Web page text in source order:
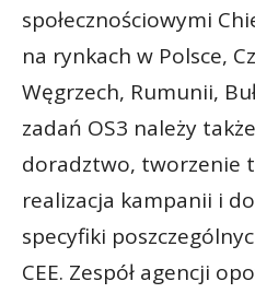
społecznościowymi
na rynkach w Polsce,
Węgrzech, Rumunii,
zadań OS3 należy
doradztwo, tworzenie
realizacja kampanii i
specyfiki
CEE. Zespół agencji